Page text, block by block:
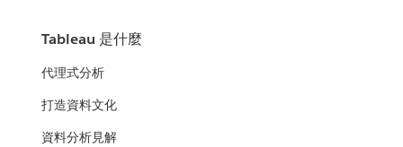
Tableau 是什麼
代理式分析
打造資料文化
資料分析見解